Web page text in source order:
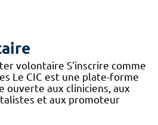
volontaire S'inscrire comme
Le CIC est une plate-forme
ouverte aux cliniciens, aux
et aux promoteur